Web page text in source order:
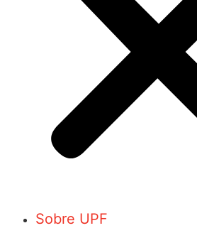
Sobre UPF